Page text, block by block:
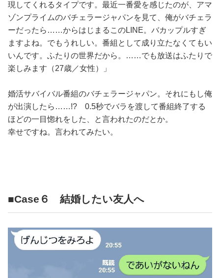
現してくれるタイプです。最近一番愛を感じたのが、アマ
ゾンプライムのバチェラージャパンを見て、俺がバチェラ
ーだったら……からはじまるこのLINE。バカップルすぎ
ますよね。でもうれしい。番組として成り立たなくてもい
いんです。ふたりの世界だから。……でも放送はふたりで
楽しみます（27歳／女性）」
婚活サバイバル番組のバチェラージャパン。それにもし俺
が出演したら……!? 0.5秒でバラを渡して番組終了する
ほどの一目惚れをした、と言われたのだとか。
幸せですね。言われてみたい。
■Case６ 結婚したい友人へ